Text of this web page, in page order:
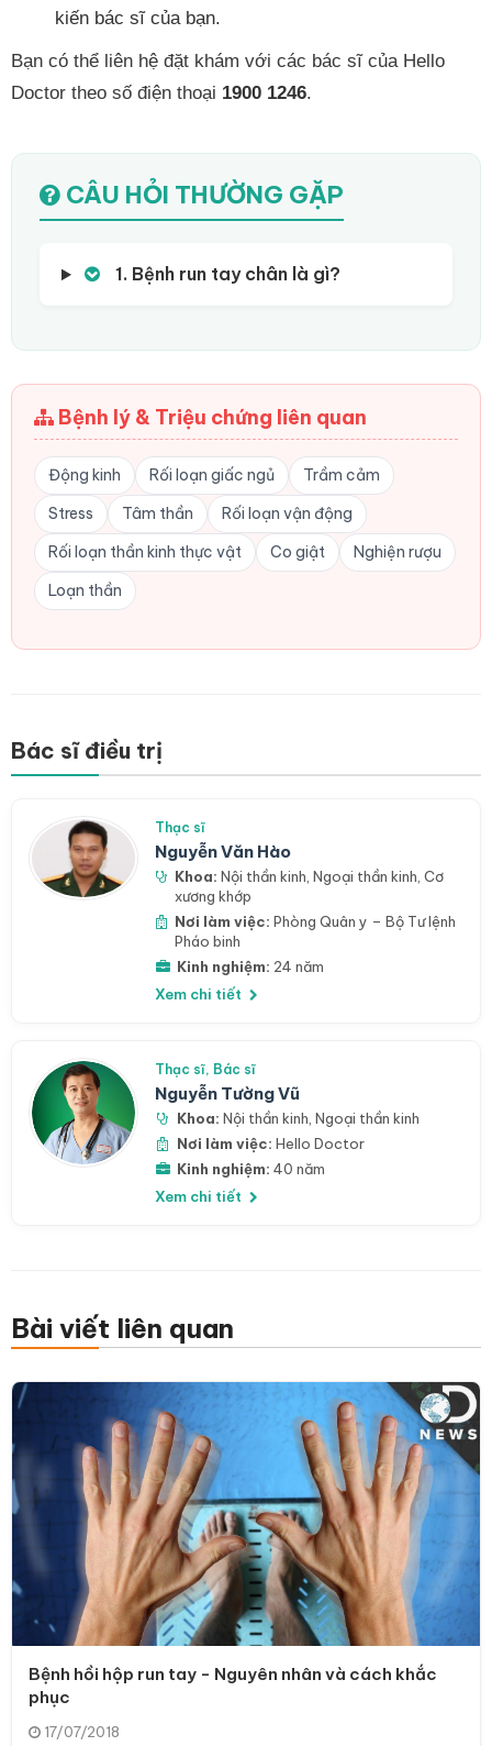
kiến bác sĩ của bạn.
Bạn có thể liên hệ đặt khám với các bác sĩ của Hello
Doctor theo số điện thoại 1900 1246.
CÂU HỎI THƯỜNG GẶP
1. Bệnh run tay chân là gì?
Bệnh lý & Triệu chứng liên quan
Động kinh Rối loạn giấc ngủ
Trầm cảm
Stress
Tâm thần
Rối loạn vận động
Rối loạn thần kinh thực vật
Co giật
Nghiện rượu
Loạn thần
Bác sĩ điều trị
Thạc sĩ
Nguyễn Văn Hào
Khoa: Nội thần kinh Ngoại thần kinh Cơ
xương khớp
Nơi làm việc: Phòng Quân y – Bộ Tư lệnh
Pháo binh
Kinh nghiệm: 24 năm
Xem chi tiết
Thạc sĩ, Bác sĩ
Nguyễn Tường Vũ
Khoa: Nội thần kinh Ngoại thần kinh
Nơi làm việc: Hello Doctor
Kinh nghiệm: 40 năm
Xem chi tiết
Bài viết liên quan
Bệnh hồi hộp run tay - Nguyên nhân và cách khắc
phục
17/07/2018